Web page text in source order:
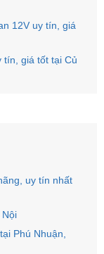
12V uy tín, giá
tín, giá tốt tại Củ
uy tín nhất
Phú Nhuận,